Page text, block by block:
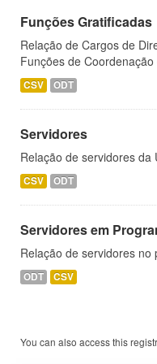
Funções Gratificadas
Relação de Cargos de
Funções de
CSV ODT
Servidores
Relação de servidores da
CSV ODT
Servidores em
Relação de servidores no
ODT CSV
You can also access this